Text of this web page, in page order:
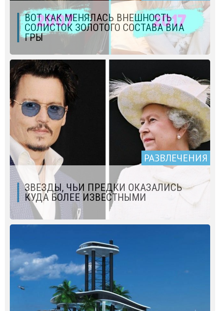
ВОТ КАК МЕНЯЛАСЬ ВНЕШНОСТЬ
СОЛИСТОК ЗОЛОТОГО СОСТАВА ВИА
ГРЫ
РАЗВЛЕЧЕНИЯ
ЗВЕЗДЫ, ЧЬИ ПРЕДКИ ОКАЗАЛИСЬ
КУДА БОЛЕЕ ИЗВЕСТНЫМИ